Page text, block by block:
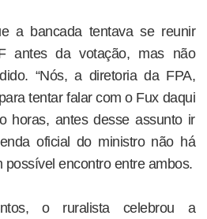
a bancada tentava se reunir
antes da votação, mas não
“Nós, a diretoria da FPA,
tentar falar com o Fux daqui
horas, antes desse assunto ir
oficial do ministro não há
encontro entre ambos.
o ruralista celebrou a